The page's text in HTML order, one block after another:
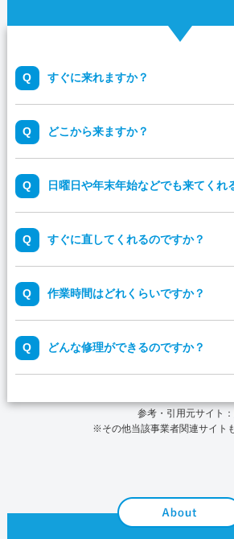
すぐに来れますか？
どこから来ますか？
日曜日や年末年始などでも来てくれ
すぐに直してくれるのですか？
作業時間はどれくらいですか？
どんな修理ができるのですか？
参考・引用元サイト：
※その他当該事業者関連サイト